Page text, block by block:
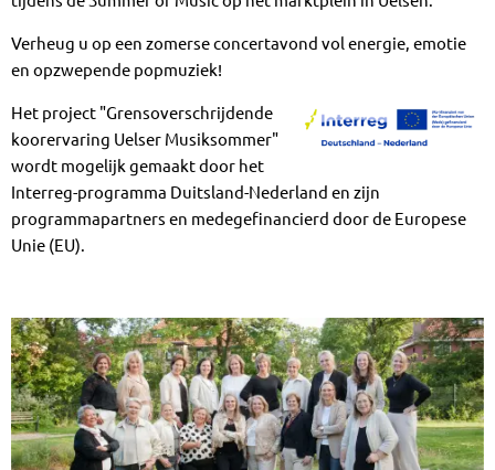
Verheug u op een zomerse concertavond vol energie, emotie
en opzwepende popmuziek!
Het project "Grensoverschrijdende
koorervaring Uelser Musiksommer"
wordt mogelijk gemaakt door het
Interreg-programma Duitsland-Nederland en zijn
programmapartners en medegefinancierd door de Europese
Unie (EU).